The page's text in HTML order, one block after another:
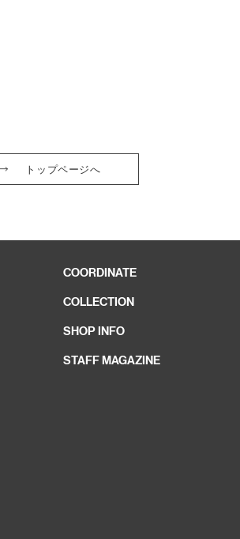
トップページへ
COORDINATE
COLLECTION
SHOP INFO
STAFF MAGAZINE